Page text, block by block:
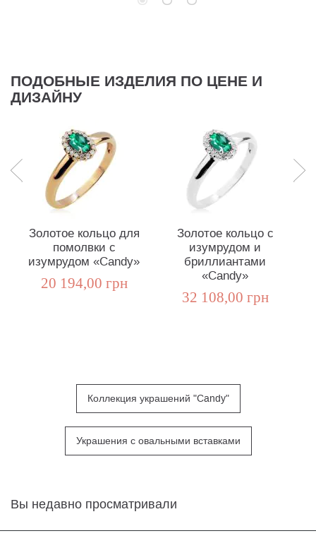
ПОДОБНЫЕ ИЗДЕЛИЯ ПО ЦЕНЕ И
ДИЗАЙНУ
Золотое кольцо для
помолвки с
изумрудом «Candy»
20 194,00 грн
Золотое кольцо с
изумрудом и
бриллиантами
«Candy»
32 108,00 грн
Коллекция украшений "Candy"
Украшения с овальными вставками
Вы недавно просматривали